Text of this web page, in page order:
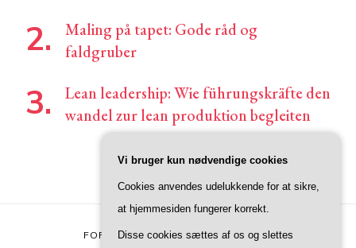
Maling på tapet: Gode råd og
faldgruber
Lean leadership: Wie führungskräfte den
wandel zur lean produktion begleiten
FORSIDE KONTAKT PRIVATLIVSPOLITIK
Vi bruger kun nødvendige cookies
Cookies anvendes udelukkende for at sikre,
at hjemmesiden fungerer korrekt.
Disse cookies sættes af os og slettes